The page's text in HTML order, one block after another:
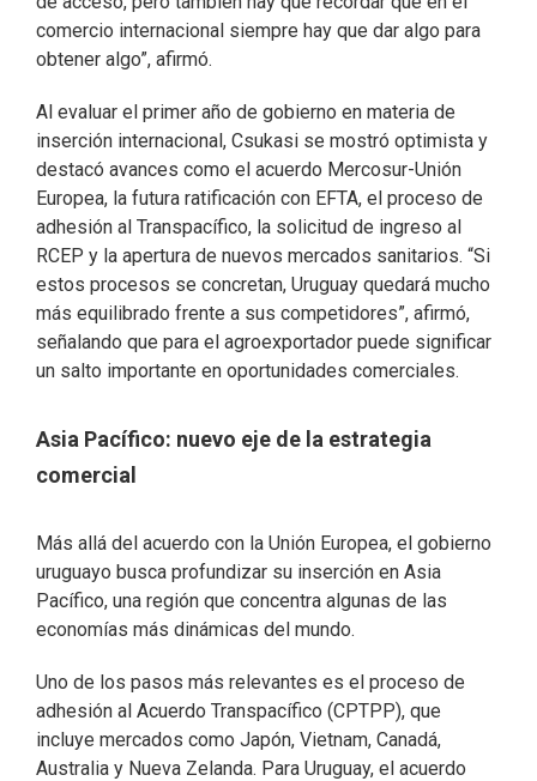
comercio internacional siempre hay que dar algo para
obtener algo”, afirmó.
Al evaluar el primer año de gobierno en materia de
inserción internacional, Csukasi se mostró optimista y
destacó avances como el acuerdo Mercosur-Unión
Europea, la futura ratificación con EFTA, el proceso de
adhesión al Transpacífico, la solicitud de ingreso al
RCEP y la apertura de nuevos mercados sanitarios. “Si
estos procesos se concretan, Uruguay quedará mucho
más equilibrado frente a sus competidores”, afirmó,
señalando que para el agroexportador puede significar
un salto importante en oportunidades comerciales.
Asia Pacífico: nuevo eje de la estrategia
comercial
Más allá del acuerdo con la Unión Europea, el gobierno
uruguayo busca profundizar su inserción en Asia
Pacífico, una región que concentra algunas de las
economías más dinámicas del mundo.
Uno de los pasos más relevantes es el proceso de
adhesión al Acuerdo Transpacífico (CPTPP), que
incluye mercados como Japón, Vietnam, Canadá,
Australia y Nueva Zelanda. Para Uruguay, el acuerdo